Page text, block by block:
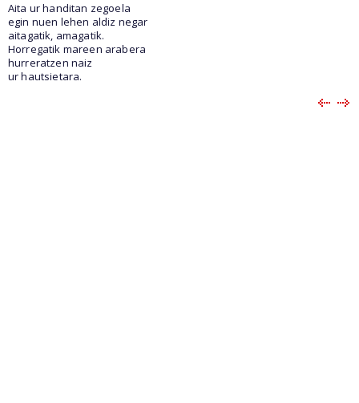
Aita ur handitan zegoela
egin nuen lehen aldiz negar
aitagatik, amagatik.
Horregatik mareen arabera
hurreratzen naiz
ur hautsietara.